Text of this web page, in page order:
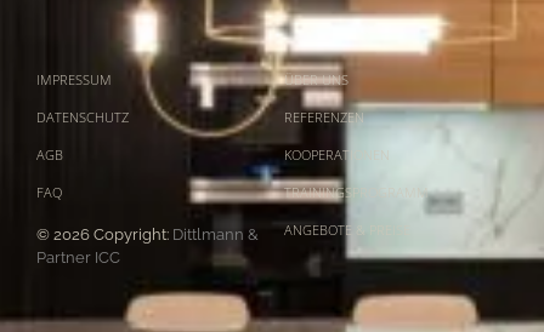
IMPRESSUM
DATENSCHUTZ
AGB
FAQ
© 2026 Copyright: Dittlmann &
Partner ICC
ÜBER UNS
REFERENZEN
KOOPERATIONEN
TRAININGSPROGRAMM
ANGEBOTE & PREISE